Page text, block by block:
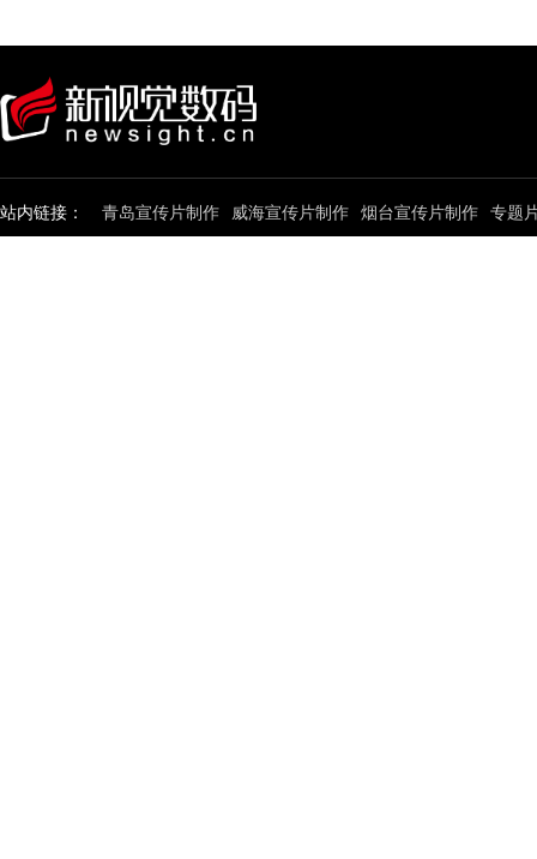
站内链接： 青岛宣传片制作 威海宣传片制作 烟台宣传片制作 专题